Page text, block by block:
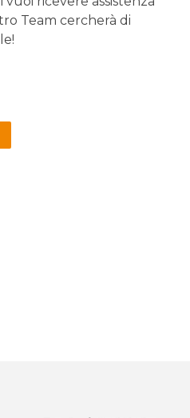
Team cercherà di